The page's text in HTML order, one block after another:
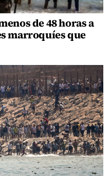
de 48 horas a
marroquíes que